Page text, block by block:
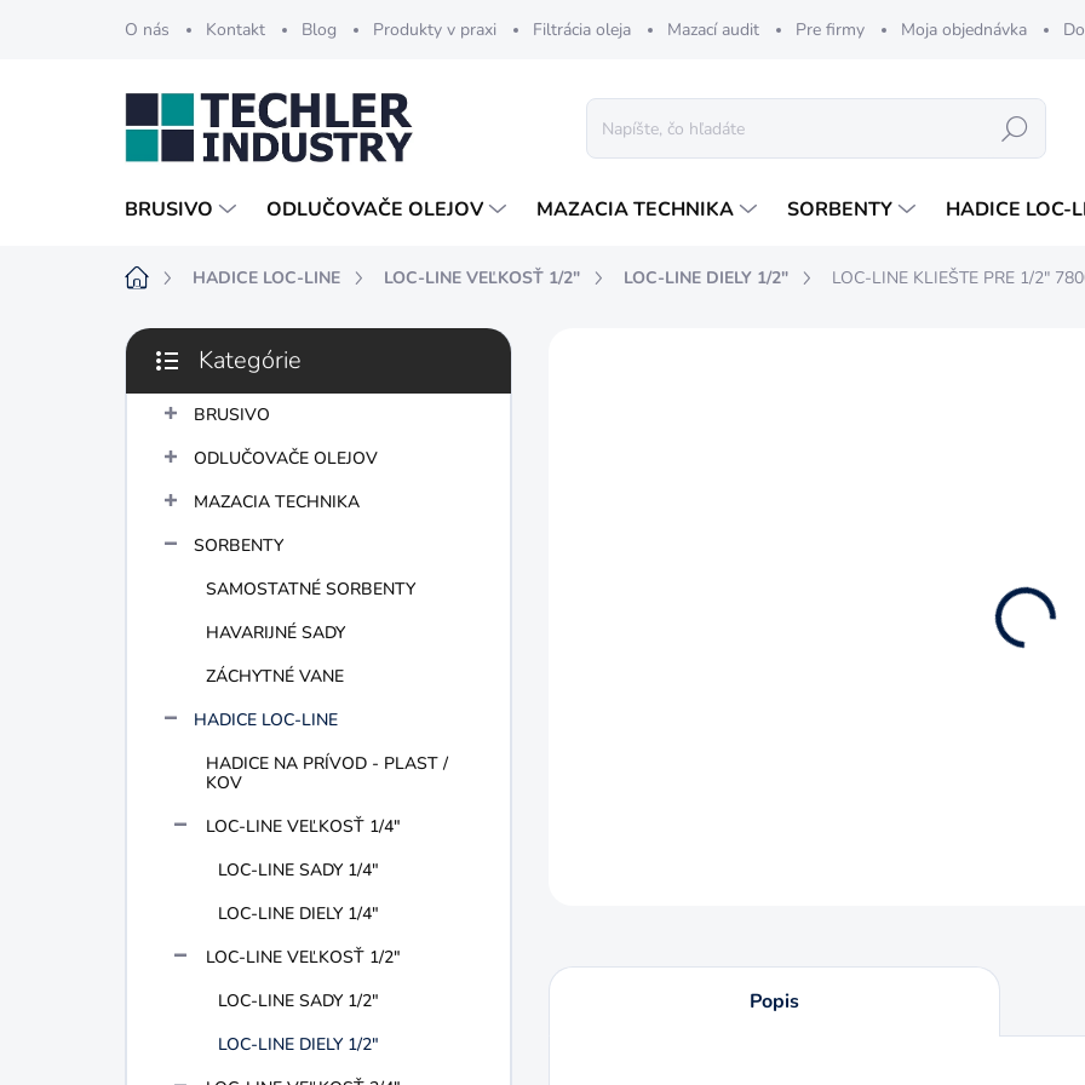
O nás Kontakt Blog Produkty v praxi Filtrácia oleja Mazací audit Pre firmy Moja objednávka
Hľadať
BRUSIVO ODLUČOVAČE OLEJOV MAZACIA TECHNIKA SORBENTY HADICE LOC-
DomovHADICE LOC-LINE LOC-LINE VEĽKOSŤ 1/2" LOC-LINE DIELY 1/2" LOC-LINE KLIEŠTE PRE 1/2"
B
č
Preskočiť
kategórie
Kategórie
BRUSIVO
ODLUČOVAČE OLEJOV
MAZACIA TECHNIKA
SORBENTY
SAMOSTATNÉ SORBENTY
HAVARIJNÉ SADY
ZÁCHYTNÉ VANE
HADICE LOC-LINE
HADICE NA PRÍVOD - PLAST /
KOV
LOC-LINE VEĽKOSŤ 1/4"
LOC-LINE SADY 1/4"
LOC-LINE DIELY 1/4"
LOC-LINE VEĽKOSŤ 1/2"
LOC-LINE SADY 1/2"
LOC-LINE DIELY 1/2"
Popis